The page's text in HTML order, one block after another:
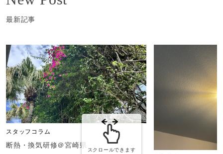
最新記事
スタッフコラム
断熱・換気研修＠宮崎県
スクロールできます